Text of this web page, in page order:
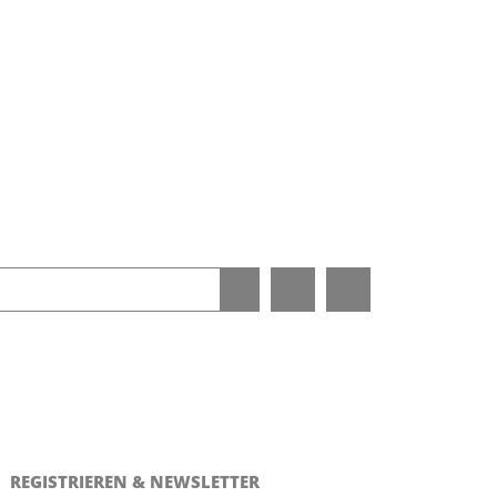
REGISTRIEREN & NEWSLETTER